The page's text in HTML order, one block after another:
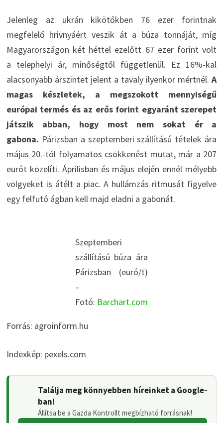
Jelenleg az ukrán kikötőkben 76 ezer forintnak
megfelelő hrivnyáért veszik át a búza tonnáját, míg
Magyarországon két héttel ezelőtt 67 ezer forint volt
a telephelyi ár, minőségtől függetlenül. Ez 16%-kal
alacsonyabb árszintet jelent a tavaly ilyenkor mértnél.A
magas készletek, a megszokott mennyiségű
európai termés és az erős forint egyaránt szerepet
játszik abban, hogy most nem sokat ér a
gabona. Párizsban a szeptemberi szállítású tételek ára
május 20.-tól folyamatos csökkenést mutat, már a 207
eurót közelíti. Áprilisban és május elején ennél mélyebb
völgyeket is átélt a piac. A hullámzás ritmusát figyelve
egy felfutó ágban kell majd eladni a gabonát.
Szeptemberi
szállítású búza ára
Párizsban (euró/t)
–
Fotó: Barchart.com
Forrás: agroinform.hu
Indexkép: pexels.com
Találja meg könnyebben híreinket a Google-
ban!
Állítsa be a Gazda Kontrollt megbízható forrásnak!